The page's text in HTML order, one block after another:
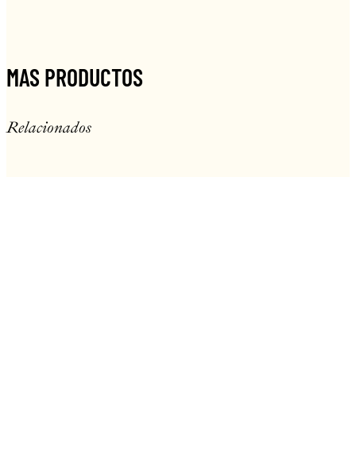
MAS PRODUCTOS
Relacionados